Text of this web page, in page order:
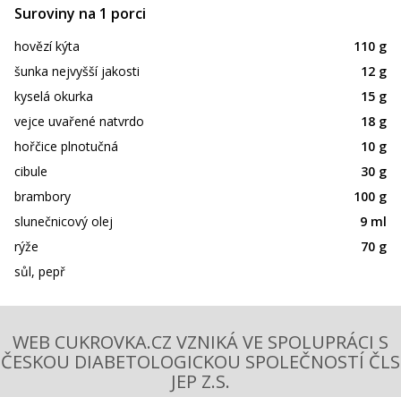
Suroviny na 1 porci
hovězí kýta
110 g
šunka nejvyšší jakosti
12 g
kyselá okurka
15 g
vejce uvařené natvrdo
18 g
hořčice plnotučná
10 g
cibule
30 g
brambory
100 g
slunečnicový olej
9 ml
rýže
70 g
sůl, pepř
WEB CUKROVKA.CZ VZNIKÁ VE SPOLUPRÁCI S
ČESKOU DIABETOLOGICKOU SPOLEČNOSTÍ ČLS
JEP Z.S.